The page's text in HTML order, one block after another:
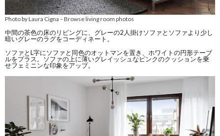
Photo by Laura Cigna –Browse living room photos
中間の茶色の床のリビングに、グレーの2人掛けソファとソファより少し
暗いグレーのラグをコーディネート。
ソファとL字にソファと同色のオットマンを置き、ホワイトの円形テーブ
ルをプラス。ソファの上に薄いグレイッシュなピンクのクッションを乗
せフェミニンな印象をアップ。